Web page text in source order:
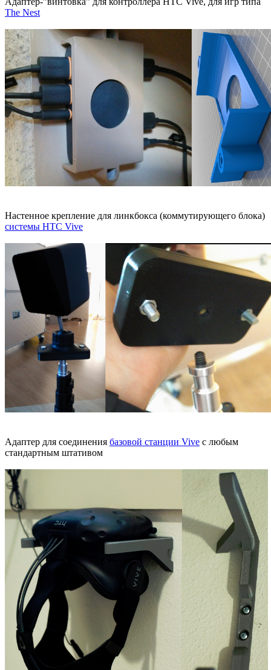
The Nest
Настенное крепление для линкбокса (коммутирующего блока)
системы HTC Vive
Адаптер для соединения базовой станции Vive с любым
стандартным штативом